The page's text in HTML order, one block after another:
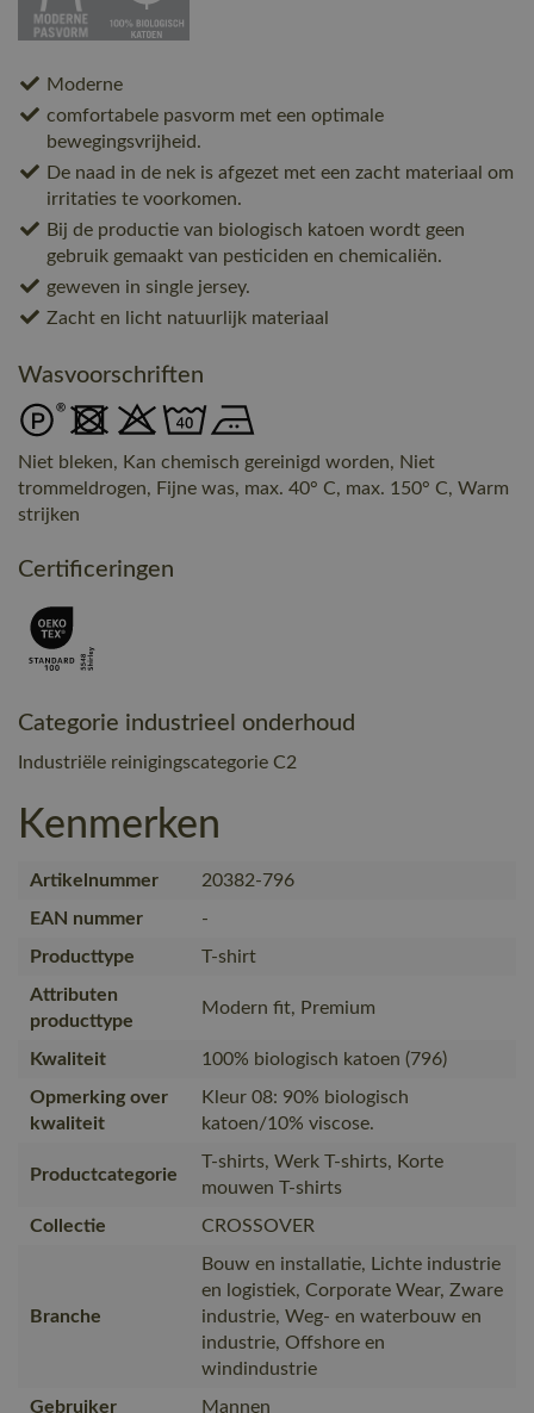
Moderne
comfortabele pasvorm met een optimale
bewegingsvrijheid.
De naad in de nek is afgezet met een zacht materiaal om
irritaties te voorkomen.
Bij de productie van biologisch katoen wordt geen
gebruik gemaakt van pesticiden en chemicaliën.
geweven in single jersey.
Zacht en licht natuurlijk materiaal
Wasvoorschriften
Niet bleken, Kan chemisch gereinigd worden, Niet
trommeldrogen, Fijne was, max. 40° C, max. 150° C, Warm
strijken
Certificeringen
Categorie industrieel onderhoud
Industriële reinigingscategorie C2
Kenmerken
Artikelnummer
20382-796
EAN nummer
-
Producttype
T-shirt
Attributen
producttype
Modern fit, Premium
Kwaliteit
100% biologisch katoen (796)
Opmerking over
kwaliteit
Kleur 08: 90% biologisch
katoen/10% viscose.
Productcategorie
T-shirts, Werk T-shirts, Korte
mouwen T-shirts
Collectie
CROSSOVER
Branche
Bouw en installatie, Lichte industrie
en logistiek, Corporate Wear, Zware
industrie, Weg- en waterbouw en
industrie, Offshore en
windindustrie
Gebruiker
Mannen